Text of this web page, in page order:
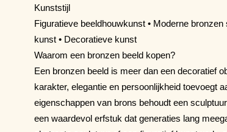
Kunststijl
Figuratieve beeldhouwkunst • Moderne
kunst • Decoratieve kunst
Waarom een bronzen beeld kopen?
Een bronzen beeld is meer dan een decoratief
karakter, elegantie en persoonlijkheid toevoegt
eigenschappen van brons behoudt een
een waardevol erfstuk dat generaties lang